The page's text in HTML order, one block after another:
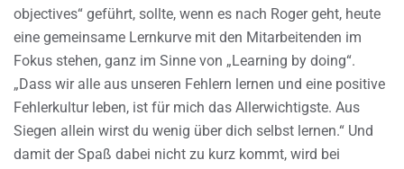
objectives“ geführt, sollte, wenn es nach Roger geht, heute
eine gemeinsame Lernkurve mit den Mitarbeitenden im
Fokus stehen, ganz im Sinne von „Learning by doing“.
„Dass wir alle aus unseren Fehlern lernen und eine positive
Fehlerkultur leben, ist für mich das Allerwichtigste. Aus
Siegen allein wirst du wenig über dich selbst lernen.“ Und
damit der Spaß dabei nicht zu kurz kommt, wird bei